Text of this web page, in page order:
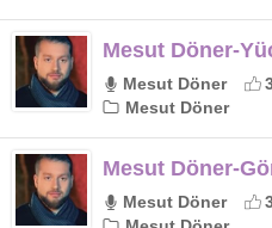
Mesut Döner-
Mesut Döner
Mesut Döner
Mesut Döner-
Mesut Döner